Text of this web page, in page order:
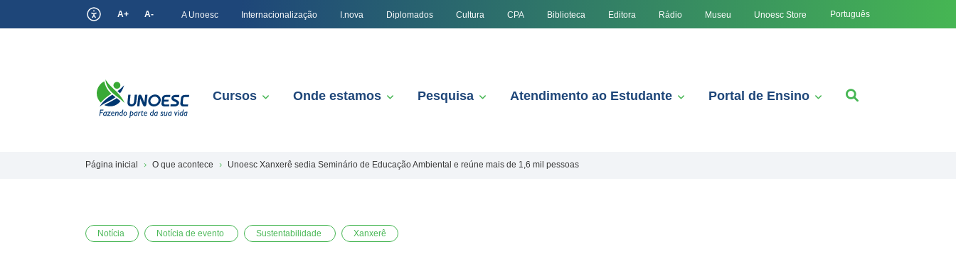
A+ A- A Unoesc Internacionalização I.nova Diplomados Cultura CPA Biblioteca Editora Rádio Museu Unoesc Store Português
Cursos Onde estamos Pesquisa Atendimento ao Estudante Portal de Ensino
Página inicial O que acontece Unoesc Xanxerê sedia Seminário de Educação Ambiental e reúne mais de 1,6 mil pessoas
Notícia Notícia de evento Sustentabilidade Xanxerê